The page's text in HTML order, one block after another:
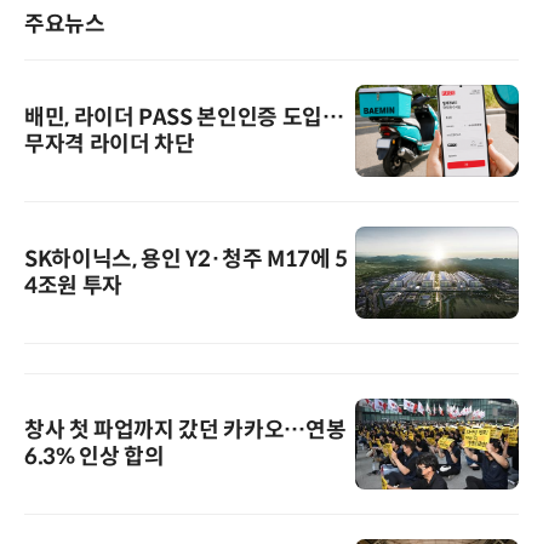
주요뉴스
배민, 라이더 PASS 본인인증 도입…
무자격 라이더 차단
SK하이닉스, 용인 Y2·청주 M17에 5
4조원 투자
창사 첫 파업까지 갔던 카카오…연봉
6.3% 인상 합의